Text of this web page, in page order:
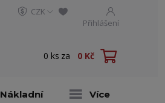
CZK
Přihlášení
0 ks za 0 Kč
Nákladní Více